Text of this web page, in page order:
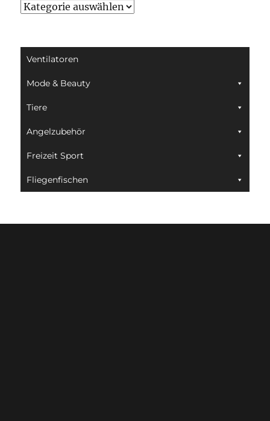
Kategorien
Ventilatoren
Mode & Beauty
Tiere
Angelzubehör
Freizeit Sport
Fliegenfischen